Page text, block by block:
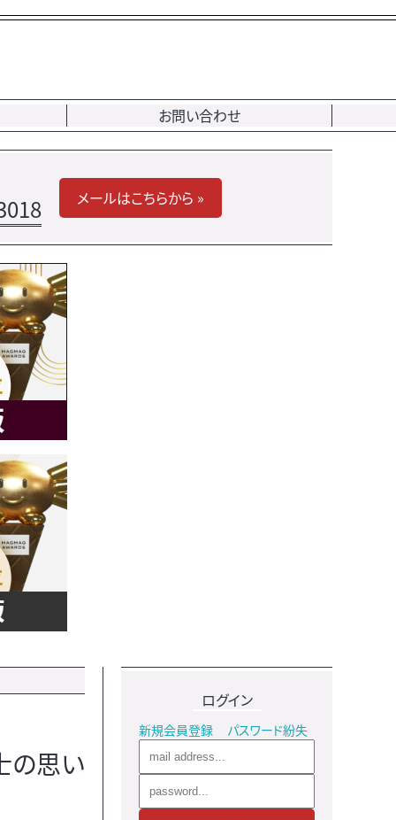
お問い合わせ
メールはこちらから »
の思い
ログイン
新規会員登録 パスワード紛失